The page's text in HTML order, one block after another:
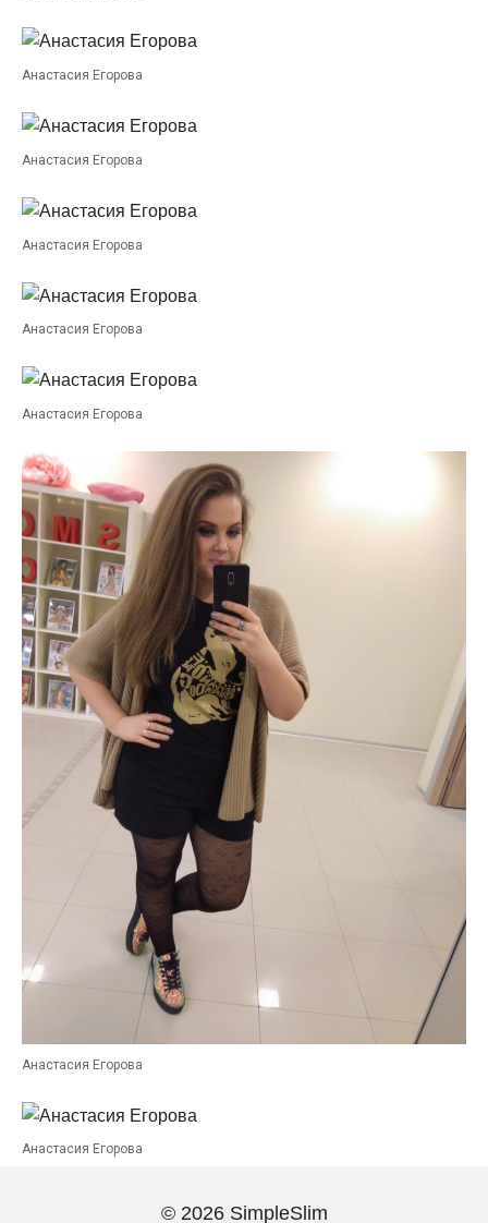
Анастасия Егорова
Анастасия Егорова
Анастасия Егорова
Анастасия Егорова
Анастасия Егорова
Анастасия Егорова
Анастасия Егорова
© 2026 SimpleSlim